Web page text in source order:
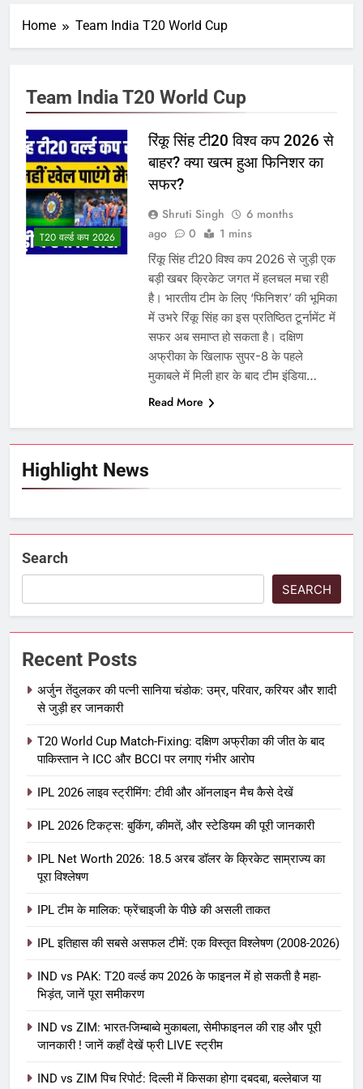
Home Team India T20 World Cup
Highlight News
Team India T20 World Cup
T20 वर्ल्ड कप 2026
रिंकू सिंह टी20 विश्व कप 2026 से
बाहर? क्या खत्म हुआ फिनिशर का
सफर?
Shruti Singh
6 months
ago
0 1 mins
रिंकू सिंह टी20 विश्व कप 2026 से जुड़ी एक
बड़ी खबर क्रिकेट जगत में हलचल मचा रही
है। भारतीय टीम के लिए ‘फिनिशर’ की भूमिका
में उभरे रिंकू सिंह का इस प्रतिष्ठित टूर्नामेंट में
सफर अब समाप्त हो सकता है। दक्षिण
अफ्रीका के खिलाफ सुपर-8 के पहले
मुकाबले में मिली हार के बाद टीम इंडिया…
Read More
Search
SEARCH
Recent Posts
अर्जुन तेंदुलकर की पत्नी सानिया चंडोक: उम्र, परिवार, करियर और शादी
से जुड़ी हर जानकारी
T20 World Cup Match-Fixing: दक्षिण अफ्रीका की जीत के बाद
पाकिस्तान ने ICC और BCCI पर लगाए गंभीर आरोप
IPL 2026 लाइव स्ट्रीमिंग: टीवी और ऑनलाइन मैच कैसे देखें
IPL 2026 टिकट्स: बुकिंग, कीमतें, और स्टेडियम की पूरी जानकारी
IPL Net Worth 2026: 18.5 अरब डॉलर के क्रिकेट साम्राज्य का
पूरा विश्लेषण
IPL टीम के मालिक: फ्रेंचाइजी के पीछे की असली ताकत
IPL इतिहास की सबसे असफल टीमें: एक विस्तृत विश्लेषण (2008-2026)
IND vs PAK: T20 वर्ल्ड कप 2026 के फाइनल में हो सकती है महा-
भिड़ंत, जानें पूरा समीकरण
IND vs ZIM: भारत-जिम्बाब्वे मुकाबला, सेमीफाइनल की राह और पूरी
जानकारी ! जानें कहाँ देखें फ्री LIVE स्ट्रीम
IND vs ZIM पिच रिपोर्ट: दिल्ली में किसका होगा दबदबा, बल्लेबाज या
IPL Net Worth 2026: 18.5 अरब डॉलर
आईपीएल 2026 क्रिकेट
IPL टीम के मालिक: फ्रेंचाइजी के पीछे की
असली ताकत
आईपीएल 2026 क्रिकेट
IPL इतिहास की सबसे असफल टीमें: एक